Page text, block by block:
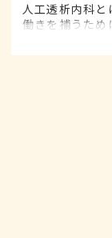
人工透析内科と
働きを補うた